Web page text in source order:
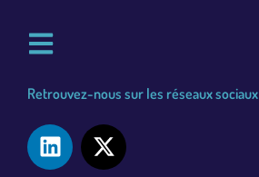
Retrouvez-nous sur les réseaux sociaux